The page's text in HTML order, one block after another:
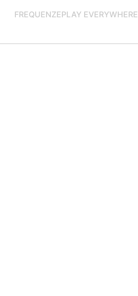
FREQUENZEPLAY EVERYWHERE